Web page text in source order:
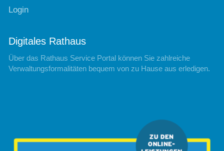
Login
Digitales Rathaus
Über das Rathaus Service Portal können Sie zahlreiche
Verwaltungsformalitäten bequem von zu Hause aus erledigen.